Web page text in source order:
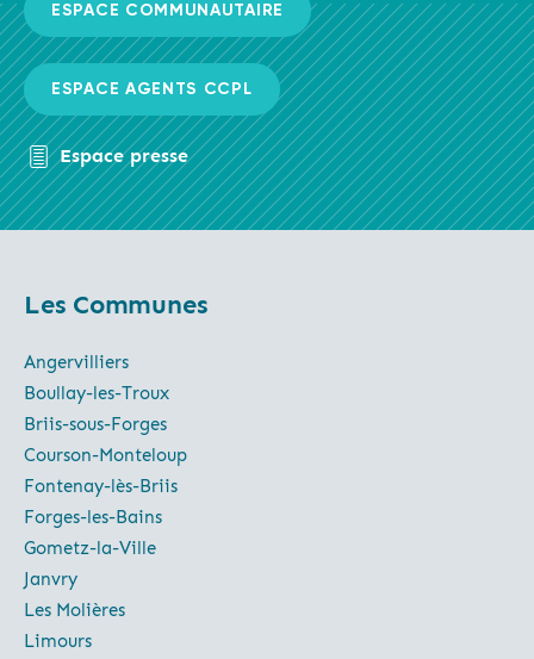
ESPACE COMMUNAUTAIRE
ESPACE AGENTS CCPL
Espace presse
Les Communes
Angervilliers
Boullay-les-Troux
Briis-sous-Forges
Courson-Monteloup
Fontenay-lès-Briis
Forges-les-Bains
Gometz-la-Ville
Janvry
Les Molières
Limours